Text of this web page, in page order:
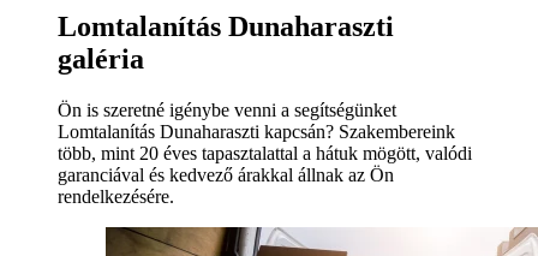
Lomtalanítás Dunaharaszti
galéria
Ön is szeretné igénybe venni a segítségünket
Lomtalanítás Dunaharaszti kapcsán? Szakembereink
több, mint 20 éves tapasztalattal a hátuk mögött, valódi
garanciával és kedvező árakkal állnak az Ön
rendelkezésére.